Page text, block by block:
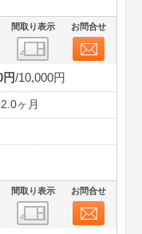
間取り表示 お問合せ
円 10,000円
2.0ヶ月
間取り表示 お問合せ